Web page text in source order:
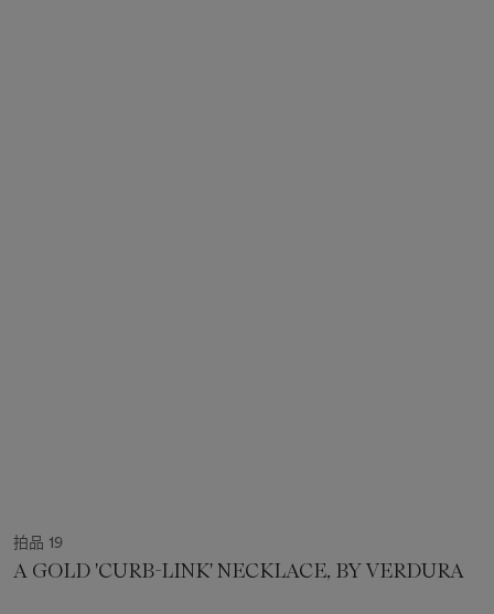
拍品 19
A GOLD 'CURB-LINK' NECKLACE, BY VERDURA